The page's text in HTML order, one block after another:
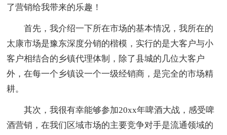
了营销给我带来的乐趣！
首先，我介绍一下所在市场的基本情况，我所在的
太康市场是豫东深度分销的楷模，实行的是大客户与小
客户相结合的乡镇代理体制，除了县城的几位大客户
外，在每一个乡镇设一个一级经销商，是完全的市场精
耕。
其次，我很有幸能够参加20xx年啤酒大战，感受啤
酒营销，在我们区域市场的主要竞争对手是流通领域的